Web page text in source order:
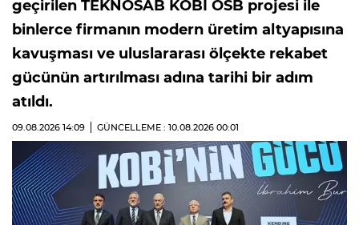
geçirilen TEKNOSAB KOBİ OSB projesi ile
binlerce firmanın modern üretim altyapısına
kavuşması ve uluslararası ölçekte rekabet
gücünün artırılması adına tarihi bir adım
atıldı.
09.08.2026 14:09 GÜNCELLEME : 10.08.2026 00:01